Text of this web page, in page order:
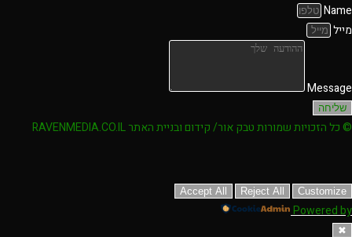
Name
מייל
Message
שליחה
© כל הזכויות שמורות טבק אור/ קידום ובניית האתר RAVENMEDIA.CO.IL
Customize
Reject All
Accept All
Powered by
✖